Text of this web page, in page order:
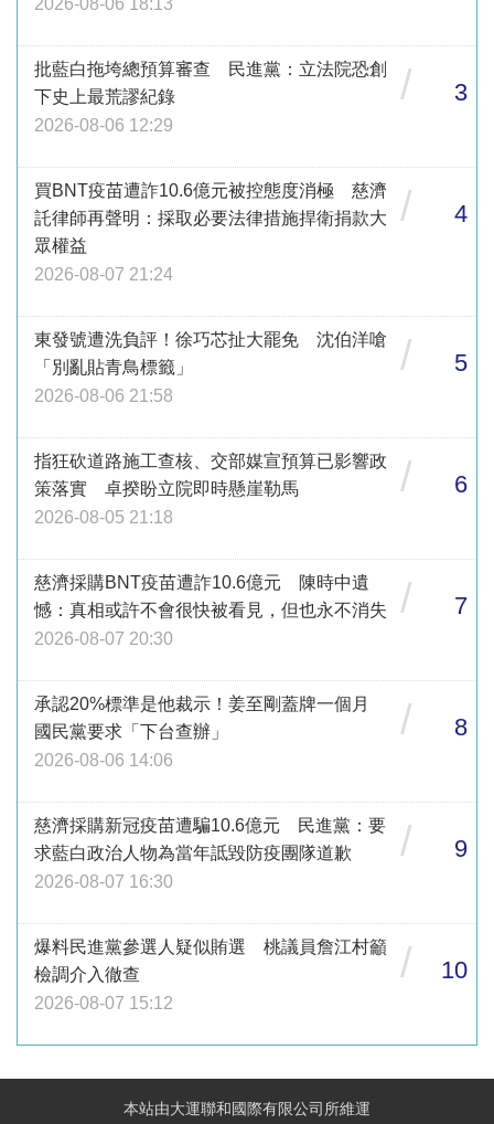
2026-08-06 18:13
批藍白拖垮總預算審查 民進黨：立法院恐創
下史上最荒謬紀錄
2026-08-06 12:29
/ 3
買BNT疫苗遭詐10.6億元被控態度消極 慈濟
託律師再聲明：採取必要法律措施捍衛捐款大
眾權益
2026-08-07 21:24
/ 4
東發號遭洗負評！徐巧芯扯大罷免 沈伯洋嗆
「別亂貼青鳥標籤」
2026-08-06 21:58
/ 5
指狂砍道路施工查核、交部媒宣預算已影響政
策落實 卓揆盼立院即時懸崖勒馬
2026-08-05 21:18
/ 6
慈濟採購BNT疫苗遭詐10.6億元 陳時中遺
憾：真相或許不會很快被看見，但也永不消失
2026-08-07 20:30
/ 7
承認20%標準是他裁示！姜至剛蓋牌一個月
國民黨要求「下台查辦」
2026-08-06 14:06
/ 8
慈濟採購新冠疫苗遭騙10.6億元 民進黨：要
求藍白政治人物為當年詆毀防疫團隊道歉
2026-08-07 16:30
/ 9
爆料民進黨參選人疑似賄選 桃議員詹江村籲
檢調介入徹查
2026-08-07 15:12
/ 10
本站由大運聯和國際有限公司所維運